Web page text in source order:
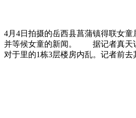
4月4日拍摄的岳西县菖蒲镇得联女
并等候女童的新闻。 据记者真天访
对于里的1栋3层楼房内乱。记者前去